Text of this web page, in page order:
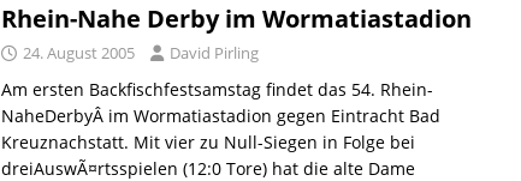
Rhein-Nahe Derby im Wormatiastadion
24. August 2005 David Pirling
Am ersten Backfischfestsamstag findet das 54. Rhein-
NaheDerbyÂ im Wormatiastadion gegen Eintracht Bad
Kreuznachstatt. Mit vier zu Null-Siegen in Folge bei
dreiAuswÃ¤rtsspielen (12:0 Tore) hat die alte Dame